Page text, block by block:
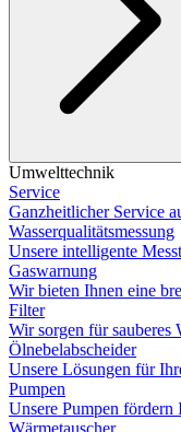
Umwelttechnik
Service
Ganzheitlicher Service
Wasserqualitätsmessung
Unsere intelligente
Gaswarnung
Wir bieten Ihnen eine
Filter
Wir sorgen für sauberes
Ölnebelabscheider
Unsere Lösungen für
Pumpen
Unsere Pumpen